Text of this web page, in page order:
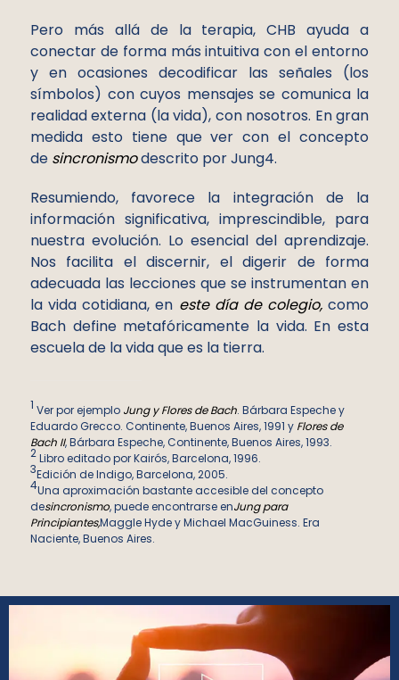
Pero más allá de la terapia, CHB ayuda a
conectar de forma más intuitiva con el entorno
y en ocasiones decodificar las señales (los
símbolos) con cuyos mensajes se comunica la
realidad externa (la vida), con nosotros. En gran
medida esto tiene que ver con el concepto
de sincronismodescrito por Jung4.
Resumiendo, favorece la integración de la
información significativa, imprescindible, para
nuestra evolución. Lo esencial del aprendizaje.
Nos facilita el discernir, el digerir de forma
adecuada las lecciones que se instrumentan en
la vida cotidiana, en este día de colegio,como
Bach define metafóricamente la vida. En esta
escuela de la vida que es la tierra.
1 Ver por ejemplo Jung y Flores de Bach. Bárbara Espeche y
Eduardo Grecco. Continente, Buenos Aires, 1991 y Flores de
Bach II, Bárbara Espeche, Continente, Buenos Aires, 1993.
2Libro editado por Kairós, Barcelona, 1996.
3Edición de Indigo, Barcelona, 2005.
4Una aproximación bastante accesible del concepto
desincronismo, puede encontrarse enJung para
Principiantes,Maggle Hyde y Michael MacGuiness. Era
Naciente, Buenos Aires.